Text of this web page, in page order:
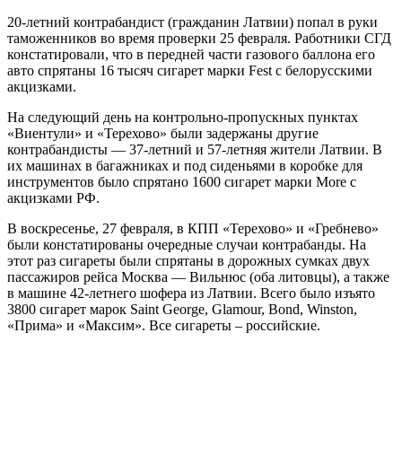
20-летний контрабандист (гражданин Латвии) попал в руки
таможенников во время проверки 25 февраля. Работники СГД
констатировали, что в передней части газового баллона его
авто спрятаны 16 тысяч сигарет марки Fest с белорусскими
акцизками.
На следующий день на контрольно-пропускных пунктах
«Виентули» и «Терехово» были задержаны другие
контрабандисты — 37-летний и 57-летняя жители Латвии. В
их машинах в багажниках и под сиденьями в коробке для
инструментов было спрятано 1600 сигарет марки More с
акцизками РФ.
В воскресенье, 27 февраля, в КПП «Терехово» и «Гребнево»
были констатированы очередные случаи контрабанды. На
этот раз сигареты были спрятаны в дорожных сумках двух
пассажиров рейса Москва — Вильнюс (оба литовцы), а также
в машине 42-летнего шофера из Латвии. Всего было изъято
3800 сигарет марок Saint George, Glamour, Bond, Winston,
«Прима» и «Максим». Все сигареты – российские.